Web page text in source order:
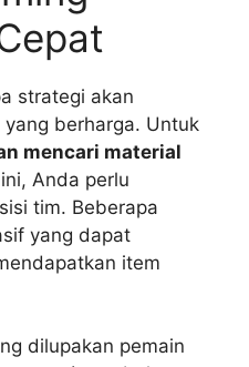
strategi akan
berharga. Untuk
mencari material
ini, Anda perlu
tim. Beberapa
yang dapat
item
dilupakan pemain